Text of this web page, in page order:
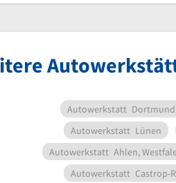
Autowerkstatt Dortmund
Autowerkstatt Lünen
Autowerkstatt Ahlen,
Autowerkstatt Castrop-